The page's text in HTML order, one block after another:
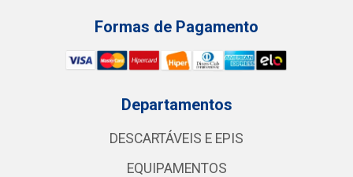
Formas de Pagamento
Departamentos
DESCARTÁVEIS E EPIS
EQUIPAMENTOS